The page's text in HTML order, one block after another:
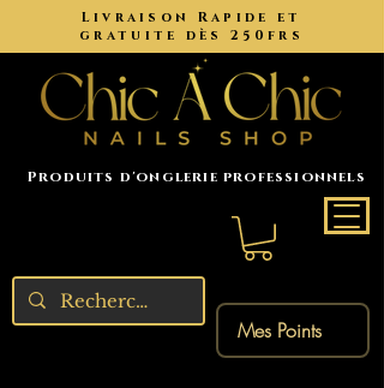
Livraison Rapide et
gratuite dès 250frs
Produits d'onglerie professionnels
Mes Points